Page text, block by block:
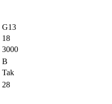
G13
18
3000
B
Tak
28